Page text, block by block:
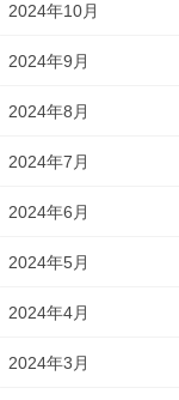
2024年10月
2024年9月
2024年8月
2024年7月
2024年6月
2024年5月
2024年4月
2024年3月